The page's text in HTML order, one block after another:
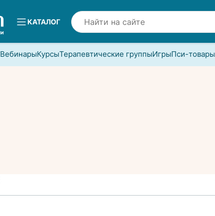
КАТАЛОГ
ВебинарыКурсыТерапевтические группыИгрыПси-товары